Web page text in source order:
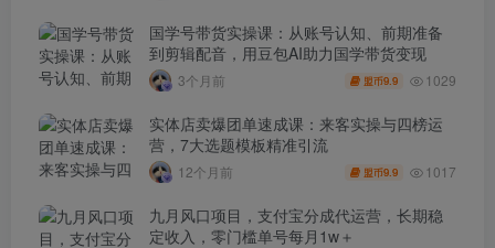
国学号带货实操课：从账号认知、前期准备
到剪辑配音，用豆包AI助力国学带货变现
3个月前 盟币9.9 1029
实体店卖爆团单速成课：来客实操与四榜运
营，7大选题模板精准引流
12个月前 盟币9.9 1017
九月风口项目，支付宝分成代运营，长期稳
定收入，零门槛单号每月1w＋